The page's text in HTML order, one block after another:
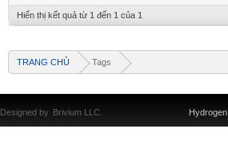
Hiển thị kết quả từ 1 đến 1 của 1
TRANG CHỦ Tags
Hydrogen
Designed by Brivium LLC.